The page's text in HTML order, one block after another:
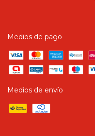
Medios de pago
Medios de envío